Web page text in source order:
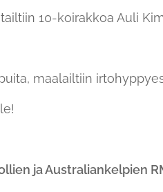
10-koirakkoa Auli
maalailtiin
ja Australiankelpien